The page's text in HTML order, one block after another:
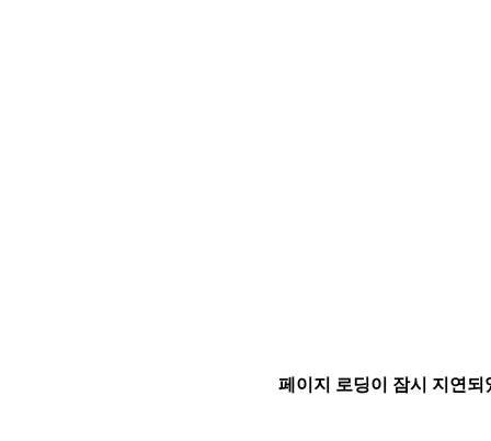
페이지 로딩이 잠시 지연